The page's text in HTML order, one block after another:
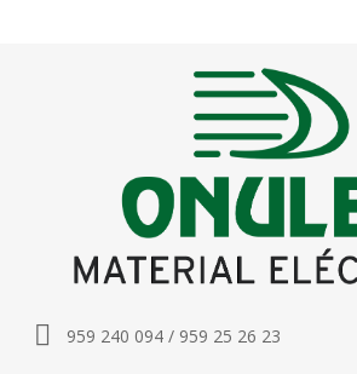
959 240 094 / 959 25 26 23